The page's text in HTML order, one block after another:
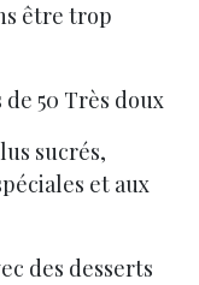
être trop
50 Très doux
sucrés,
et aux
des desserts